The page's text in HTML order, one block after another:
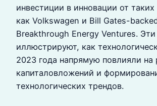
инвестиции в инновации от таких
как Volkswagen и Bill Gates-
Breakthrough Energy Ventures.
иллюстрируют, как
2023 года напрямую повлияли на
капиталовложений и
технологических трендов.